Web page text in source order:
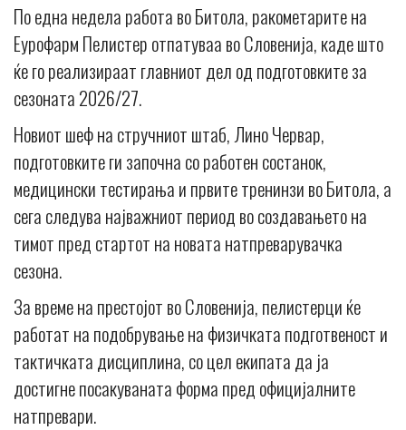
По една недела работа во Битола, ракометарите на
Еурофарм Пелистер отпатуваа во Словенија, каде што
ќе го реализираат главниот дел од подготовките за
сезоната 2026/27.
Новиот шеф на стручниот штаб, Лино Червар,
подготовките ги започна со работен состанок,
медицински тестирања и првите тренинзи во Битола, а
сега следува најважниот период во создавањето на
тимот пред стартот на новата натпреварувачка
сезона.
За време на престојот во Словенија, пелистерци ќе
работат на подобрување на физичката подготвеност и
тактичката дисциплина, со цел екипата да ја
достигне посакуваната форма пред официјалните
натпревари.